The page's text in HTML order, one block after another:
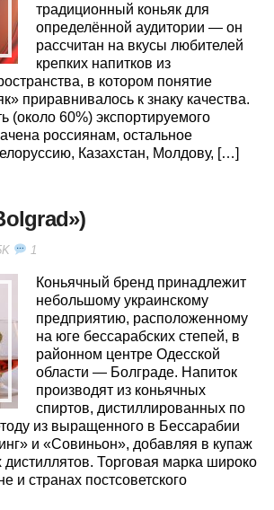
традиционный коньяк для
определённой аудитории — он
рассчитан на вкусы любителей
крепких напитков из
в котором понятие
приравнивалось к знаку качества.
(около 60%) экспортируемого
россиянам, остальное
Казахстан, Молдову, […]
1
Коньячный бренд принадлежит
небольшому украинскому
предприятию, расположенному
на юге бессарабских степей, в
районном центре Одесской
области — Болграде. Напиток
производят из коньячных
спиртов, дистиллированных по
из выращенного в Бессарабии
и «Совиньон», добавляя в купаж
дистиллятов. Торговая марка широко
и странах постсоветского